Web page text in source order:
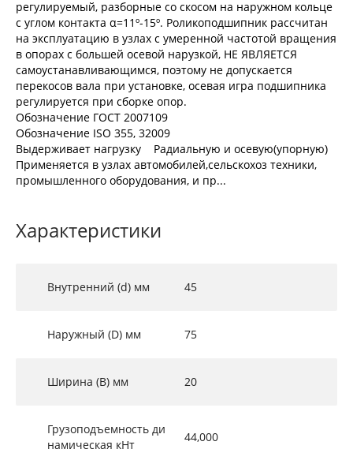
регулируемый, разборные со скосом на наружном кольце
с углом контакта α=11º-15º. Роликоподшипник рассчитан
на эксплуатацию в узлах с умеренной частотой вращения
в опорах с большей осевой нарузкой, НЕ ЯВЛЯЕТСЯ
самоустанавливающимся, поэтому не допускается
перекосов вала при установке, осевая игра подшипника
регулируется при сборке опор.
Обозначение ГОСТ 2007109
Обозначение ISO 355, 32009
Выдерживает нагрузку Радиальную и осевую(упорную)
Применяется в узлах автомобилей,сельскохоз техники,
промышленного оборудования, и пр...
Характеристики
Внутренний (d) мм 45
Наружный (D) мм 75
Ширина (B) мм 20
Грузоподъемность ди
намическая кНт
44,000